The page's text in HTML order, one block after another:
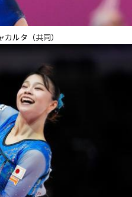
ルタ（共同）